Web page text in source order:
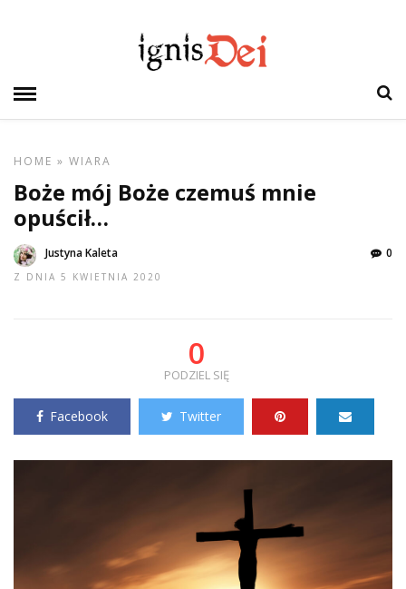
HOME » WIARA
Boże mój Boże czemuś mnie
opuścił…
Justyna Kaleta
Z DNIA 5 KWIETNIA 2020
0
0
PODZIEL SIĘ
Facebook Twitter